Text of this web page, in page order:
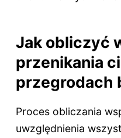
Jak obliczyć
przenikania
przegrodach
Proces obliczania
uwzględnienia